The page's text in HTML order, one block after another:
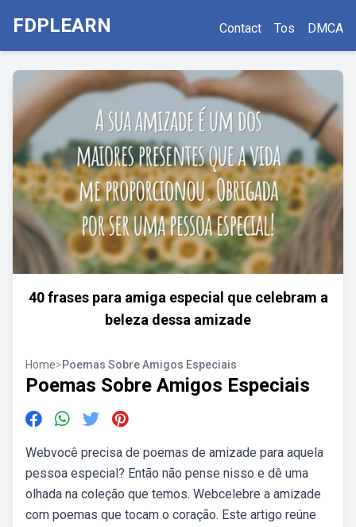
FDPLEARN Contact Tos DMCA
40 frases para amiga especial que celebram a
beleza dessa amizade
Home>Poemas Sobre Amigos Especiais
Poemas Sobre Amigos Especiais
Webvocê precisa de poemas de amizade para aquela
pessoa especial? Então não pense nisso e dê uma
olhada na coleção que temos. Webcelebre a amizade
com poemas que tocam o coração. Este artigo reúne